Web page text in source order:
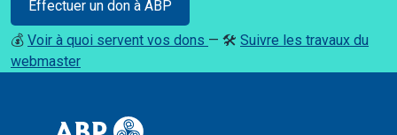
Effectuer un don à ABP
💰 Voir à quoi servent vos dons — 🛠️ Suivre les travaux du
webmaster